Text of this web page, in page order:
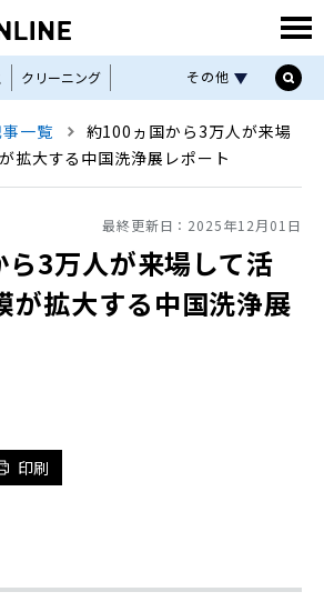
クリーニング
機械と資材
セミナー
Linen Plant
その他
一覧
約100ヵ国から3万人が来場
拡大する中国洗浄展レポート
最終更新日： 2025年12月01日
3万人が来場して活
が拡大する中国洗浄展
印刷